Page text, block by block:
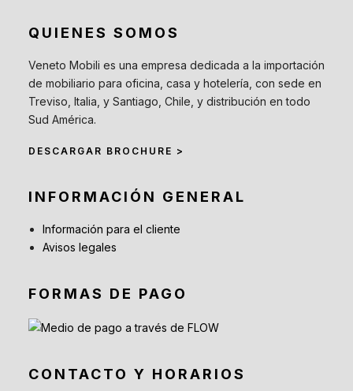
QUIENES SOMOS
Veneto Mobili es una empresa dedicada a la importación
de mobiliario para oficina, casa y hotelería, con sede en
Treviso, Italia, y Santiago, Chile, y distribución en todo
Sud América.
DESCARGAR BROCHURE >
INFORMACIÓN GENERAL
Información para el cliente
Avisos legales
FORMAS DE PAGO
CONTACTO Y HORARIOS